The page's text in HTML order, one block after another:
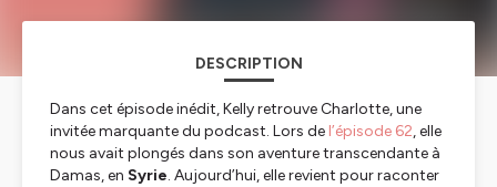
DESCRIPTION
Dans cet épisode inédit, Kelly retrouve Charlotte, une
invitée marquante du podcast. Lors de l’épisode 62, elle
nous avait plongés dans son aventure transcendante à
Damas, en Syrie. Aujourd’hui, elle revient pour raconter